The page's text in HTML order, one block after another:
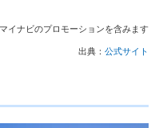
イナビのプロモーションを含みます
出典： 公式サイト